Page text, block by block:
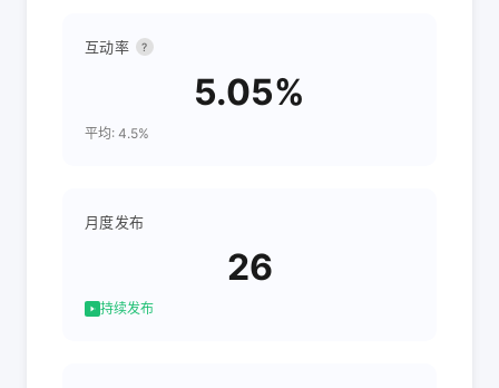
互动率 ?
5.05%
平均: 4.5%
月度发布
26
持续发布